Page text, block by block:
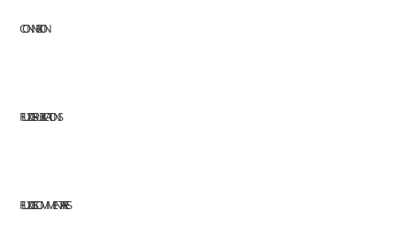
CONNEXION
FLUX DES PUBLICATIONS
FLUX DES COMMENTAIRES